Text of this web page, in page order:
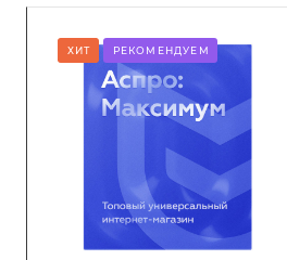
ХИТ РЕКОМЕНДУЕМ